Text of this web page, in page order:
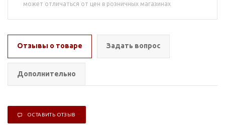
может отличаться от цен в розничных магазинах
Отзывы о товаре Задать вопрос
Дополнительно
ОСТАВИТЬ ОТЗЫВ